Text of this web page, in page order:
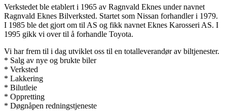
Verkstedet ble etablert i 1965 av Ragnvald Eknes under navnet
Ragnvald Eknes Bilverksted. Startet som Nissan forhandler i 1979.
I 1985 ble det gjort om til AS og fikk navnet Eknes Karosseri AS. I
1995 gikk vi over til å forhandle Toyota.
Vi har frem til i dag utviklet oss til en totalleverandør av biltjenester.
* Salg av nye og brukte biler
* Verksted
* Lakkering
* Bilutleie
* Oppretting
* Døgnåpen redningstjeneste